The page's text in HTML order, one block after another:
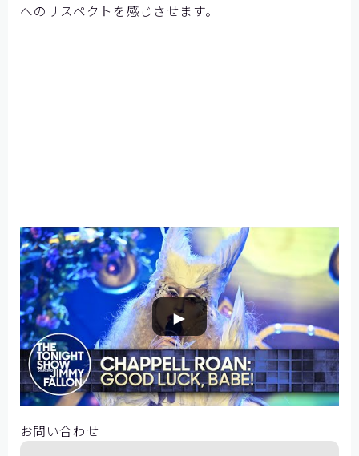
へのリスペクトを感じさせます。
►
参考になりましたか？
はい いいえ
お問い合わせ